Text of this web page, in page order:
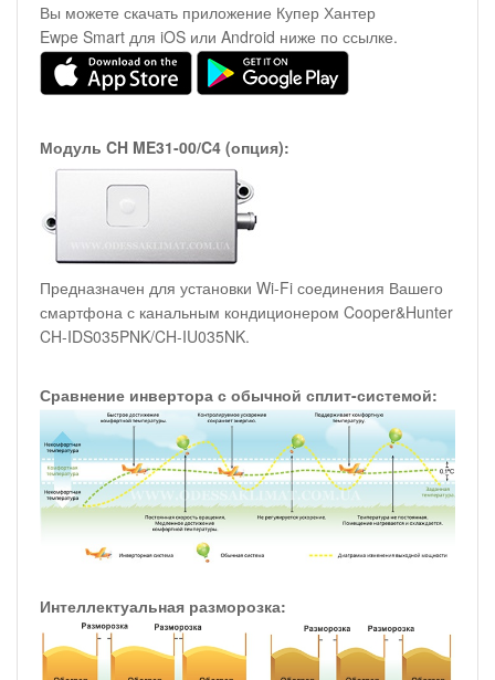
Вы можете скачать приложение Купер Хантер
Ewpe Smart для iOS или Android ниже по ссылке.
Модуль CH ME31-00/C4 (опция):
Предназначен для установки Wi-Fi соединения Вашего
смартфона с канальным кондиционером Cooper&Hunter
CH-IDS035PNK/CH-IU035NK.
Сравнение инвертора с обычной сплит-системой:
Интеллектуальная разморозка: